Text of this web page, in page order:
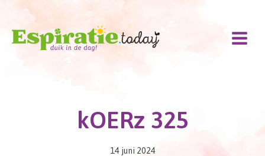
Doorgaan
inhoud
kOERz 325
14 juni 2024